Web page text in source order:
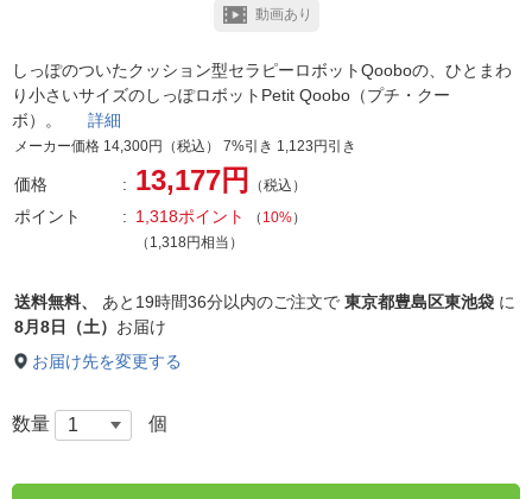
動画あり
しっぽのついたクッション型セラピーロボットQooboの、ひとまわ
り小さいサイズのしっぽロボットPetit Qoobo（プチ・クー
ボ）。 詳細
メーカー価格 14,300円（税込） 7%引き 1,123円引き
価格 13,177円 （税込）
ポイント 1,318ポイント （ 10%）
（1,318円相当）
送料無料、 あと 19時間36分以内のご注文で 東京都豊島区東池袋 に
8月8日（土） お届け
お届け先を変更する
数量 個